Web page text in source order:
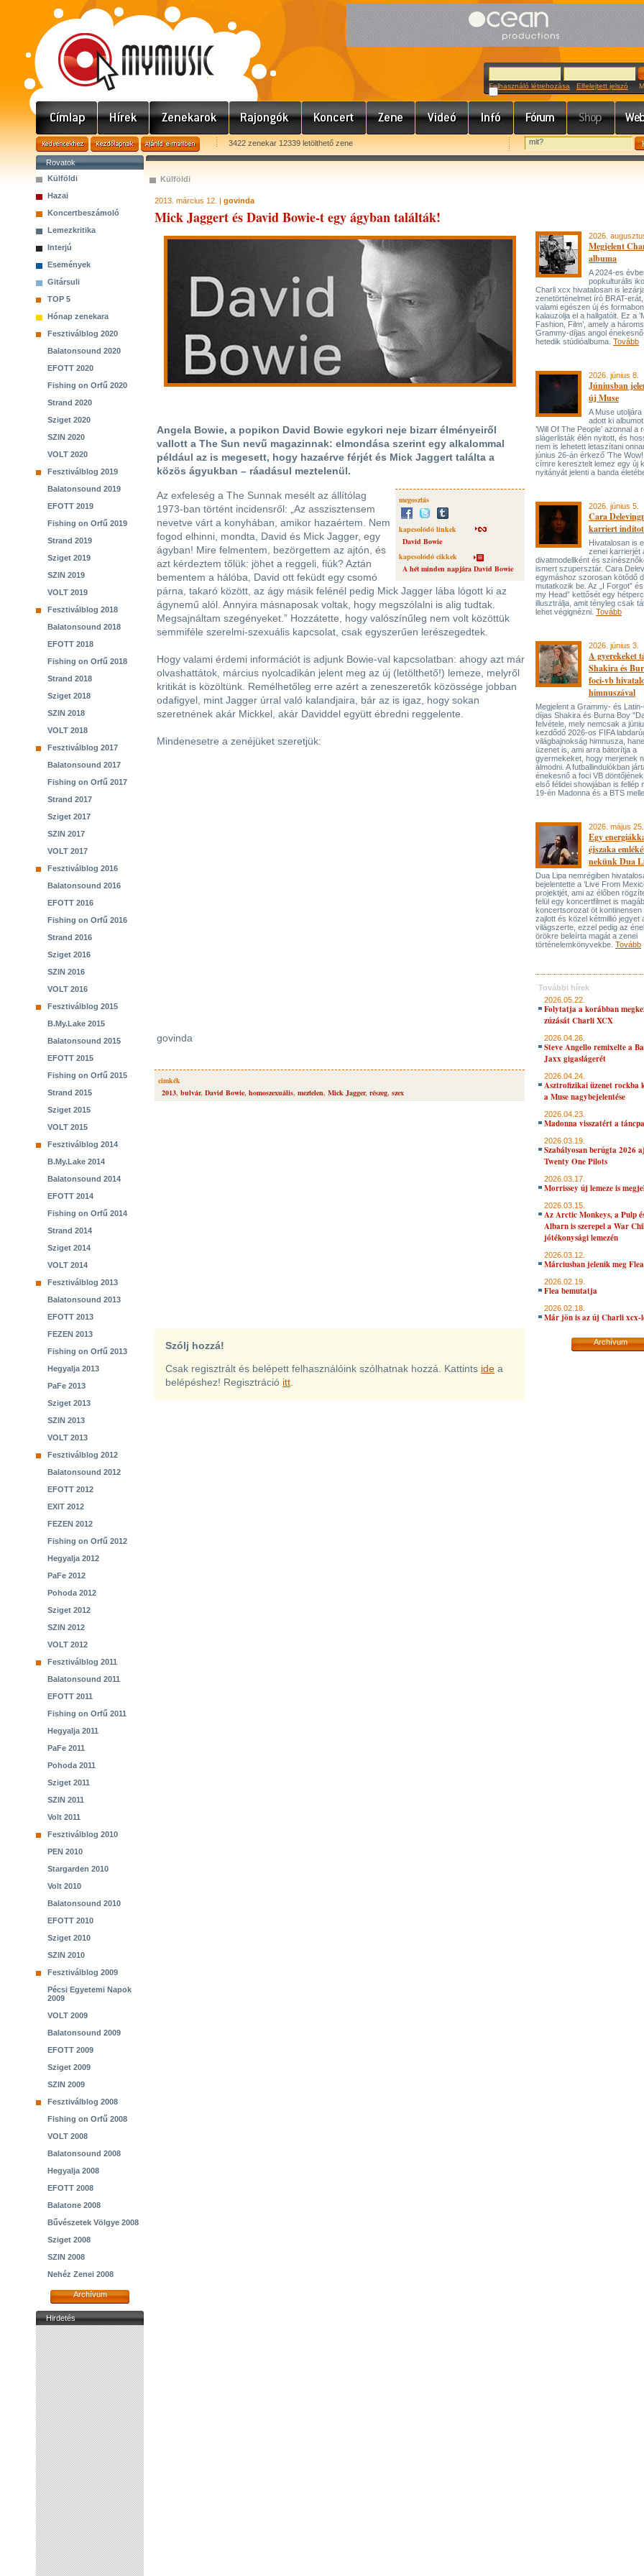
Felhasználó létrehozása Elfelejtett jelszó
3422 zenekar 12339 letölthető zene
Rovatok
Külföldi
Hazai
Koncertbeszámoló
Lemezkritika
Interjú
Események
Gitársuli
TOP 5
Hónap zenekara
Fesztiválblog 2020
Balatonsound 2020
EFOTT 2020
Fishing on Orfű 2020
Strand 2020
Sziget 2020
SZIN 2020
VOLT 2020
Fesztiválblog 2019
Balatonsound 2019
EFOTT 2019
Fishing on Orfű 2019
Strand 2019
Sziget 2019
SZIN 2019
VOLT 2019
Fesztiválblog 2018
Balatonsound 2018
EFOTT 2018
Fishing on Orfű 2018
Strand 2018
Sziget 2018
SZIN 2018
VOLT 2018
Fesztiválblog 2017
Balatonsound 2017
Fishing on Orfű 2017
Strand 2017
Sziget 2017
SZIN 2017
VOLT 2017
Fesztiválblog 2016
Balatonsound 2016
EFOTT 2016
Fishing on Orfű 2016
Strand 2016
Sziget 2016
SZIN 2016
VOLT 2016
Fesztiválblog 2015
B.My.Lake 2015
Balatonsound 2015
EFOTT 2015
Fishing on Orfű 2015
Strand 2015
Sziget 2015
VOLT 2015
Fesztiválblog 2014
B.My.Lake 2014
Balatonsound 2014
EFOTT 2014
Fishing on Orfű 2014
Strand 2014
Sziget 2014
VOLT 2014
Fesztiválblog 2013
Balatonsound 2013
EFOTT 2013
FEZEN 2013
Fishing on Orfű 2013
Hegyalja 2013
PaFe 2013
Sziget 2013
SZIN 2013
VOLT 2013
Fesztiválblog 2012
Balatonsound 2012
EFOTT 2012
EXIT 2012
FEZEN 2012
Fishing on Orfű 2012
Hegyalja 2012
PaFe 2012
Pohoda 2012
Sziget 2012
SZIN 2012
VOLT 2012
Fesztiválblog 2011
Balatonsound 2011
EFOTT 2011
Fishing on Orfű 2011
Hegyalja 2011
PaFe 2011
Pohoda 2011
Sziget 2011
SZIN 2011
Volt 2011
Fesztiválblog 2010
PEN 2010
Stargarden 2010
Volt 2010
Balatonsound 2010
EFOTT 2010
Sziget 2010
SZIN 2010
Fesztiválblog 2009
Pécsi Egyetemi Napok
2009
VOLT 2009
Balatonsound 2009
EFOTT 2009
Sziget 2009
SZIN 2009
Fesztiválblog 2008
Fishing on Orfű 2008
VOLT 2008
Balatonsound 2008
Hegyalja 2008
EFOTT 2008
Balatone 2008
Bűvészetek Völgye 2008
Sziget 2008
SZIN 2008
Nehéz Zenei 2008
Archívum
Hirdetés
Külföldi
2013. március 12. | govinda
Mick Jaggert és David Bowie-t egy ágyban találták!
Angela Bowie, a popikon David Bowie egykori neje bizarr élményeiről
vallott a The Sun nevű magazinnak: elmondása szerint egy alkalommal
például az is megesett, hogy hazaérve férjét és Mick Jaggert találta a
közös ágyukban – ráadásul meztelenül.
megosztás
kapcsolódó linkek
David Bowie
kapcsolódó cikkek
A hét minden napjára David Bowie
Az exfeleség a The Sunnak mesélt az állítólag
1973-ban történt incidensről: „Az asszisztensem
nevetve várt a konyhában, amikor hazaértem. Nem
fogod elhinni, mondta, David és Mick Jagger, egy
ágyban! Mire felmentem, bezörgettem az ajtón, és
azt kérdeztem tőlük: jöhet a reggeli, fiúk? Aztán
bementem a hálóba, David ott feküdt egy csomó
párna, takaró között, az ágy másik felénél pedig Mick Jagger lába lógott ki az
ágynemű alól. Annyira másnaposak voltak, hogy megszólalni is alig tudtak.
Megsajnáltam szegényeket.” Hozzátette, hogy valószínűleg nem volt közöttük
semmiféle szerelmi-szexuális kapcsolat, csak egyszerűen lerészegedtek.
Hogy valami érdemi információt is adjunk Bowie-val kapcsolatban: ahogy azt már
olvashattátok, március nyolcadikán jelent meg az új (letölthető!) lemeze, melyről
kritikát is közöltünk. Remélhetőleg erre azért a zeneszeretők közössége jobban
odafigyel, mint Jagger úrral való kalandjaira, bár az is igaz, hogy sokan
szeretnének akár Mickkel, akár Daviddel együtt ébredni reggelente.
Mindenesetre a zenéjüket szeretjük:
govinda
cimkék
2013, bulvár, David Bowie, homoszexuális, meztelen, Mick Jagger, részeg, szex
Szólj hozzá!
Csak regisztrált és belépett felhasználóink szólhatnak hozzá. Kattints ide a
belépéshez! Regisztráció itt
2026.
Megjelent
albuma
A 2024-es
popkulturális
Charli xcx hivatalosan is
zenetörténelmet író BRAT-
valami egészen új és
kalauzolja el a hallgatóit. Ez a
Fashion, Film’, amely a
Grammy-díjas angol
hetedik stúdióalbuma. Tovább
2026. június 8.
Júniusban
új Muse
A Muse
adott ki
’Will Of The People’ azonnal a
slágerlisták élén nyitott, és
nem is lehetett letaszítani
június 26-án érkező ’The Wow!
címre keresztelt lemez egy új
nyitányát jelenti a banda
2026. június 5.
Cara
karriert
Hivatalosan is
zenei karrierjét
divatmodellként és
ismert szupersztár. Cara
egymáshoz szorosan kötődő
mutatkozik be. Az „I Forgot”
my Head” kettősét egy
illusztrálja, amit tényleg csak
lehet végignézni. Tovább
2026. június 3.
A gyerekeket
Shakira és
foci-vb
himnuszával
Megjelent a Grammy- és
díjas Shakira és Burna Boy
felvétele, mely nemcsak a
kezdődő 2026-os FIFA
világbajnokság himnusza,
üzenet is, ami arra bátorítja a
gyermekeket, hogy merjenek
álmodni. A futballindulókban
énekesnő a foci VB
első félidei showjában is fellép
19-én Madonna és a BTS
2026. május 25.
Egy
éjszaka
nekünk Dua
Dua Lipa nemrégiben
bejelentette a ’Live From
projektjét, ami az élőben
felül egy koncertfilmet is
koncertsorozat öt kontinensen
zajlott és közel kétmillió jegyet
világszerte, ezzel pedig az
örökre beleírta magát a zenei
történelemkönyvekbe. Tovább
További hírek
2026.05.22.
Folytatja a korábban
zúzását Charli XCX
2026.04.26.
Steve Angello remixelte a
Jaxx gigaslágerét
2026.04.24.
Asztrofizikai üzenet rockba
a Muse nagybejelentése
2026.04.23.
Madonna visszatért a
2026.03.19.
Szabályosan berúgta 2026
Twenty One Pilots
2026.03.17.
Morrissey új lemeze is
2026.03.15.
Az Arctic Monkeys, a Pulp
Albarn is szerepel a War
jótékonysági lemezén
2026.03.12.
Márciusban jelenik meg
2026.02.19.
Flea bemutatja
2026.02.18.
Már jön is az új Charli xcx-
Archívum